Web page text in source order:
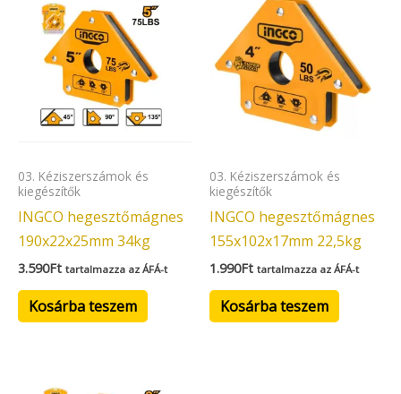
03. Kéziszerszámok és
kiegészítők
INGCO hegesztőmágnes
190x22x25mm 34kg
3.590Ft tartalmazza az ÁFÁ-t
Kosárba teszem
03. Kéziszerszámok és
kiegészítők
INGCO hegesztőmágnes
155x102x17mm 22,5kg
1.990Ft tartalmazza az ÁFÁ-t
Kosárba teszem